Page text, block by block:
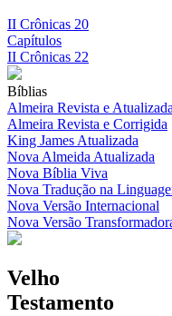
II Crônicas 20
Capítulos
II Crônicas 22
Bíblias
Almeira Revista e Atualizada
Almeira Revista e Corrigida
King James Atualizada
Nova Almeida Atualizada
Nova Bíblia Viva
Nova Tradução na
Nova Versão Internacional
Nova Versão
Velho
Testamento